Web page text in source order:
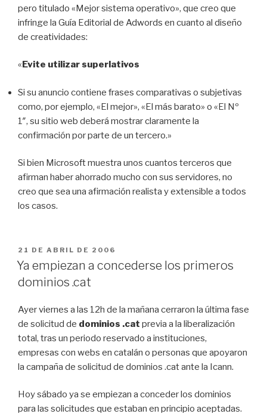
pero titulado «Mejor sistema operativo», que creo que
infringe la Guía Editorial de Adwords en cuanto al diseño
de creatividades:
« Evite utilizar superlativos
Si su anuncio contiene frases comparativas o subjetivas
como, por ejemplo, «El mejor», «El más barato» o «El Nº
1″, su sitio web deberá mostrar claramente la
confirmación por parte de un tercero.»
Si bien Microsoft muestra unos cuantos terceros que
afirman haber ahorrado mucho con sus servidores, no
creo que sea una afirmación realista y extensible a todos
los casos.
PUBLICADO
EL
21 DE ABRIL DE 2006
Ya empiezan a concederse los primeros
dominios .cat
Ayer viernes a las 12h de la mañana cerraron la última fase
de solicitud de dominios .cat previa a la liberalización
total, tras un periodo reservado a instituciones,
empresas con webs en catalán o personas que apoyaron
la campaña de solicitud de dominios .cat ante la Icann.
Hoy sábado ya se empiezan a conceder los dominios
para las solicitudes que estaban en principio aceptadas.